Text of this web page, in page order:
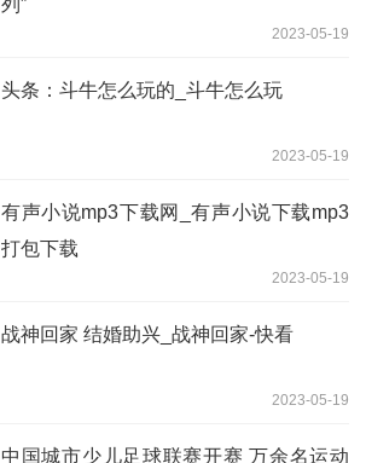
2023-05-19
头条：斗牛怎么玩的_斗牛怎么玩
2023-05-19
有声小说mp3下载网_有声小说下载mp3
打包下载
2023-05-19
战神回家 结婚助兴_战神回家-快看
2023-05-19
中国城市少儿足球联赛开赛 万余名运动